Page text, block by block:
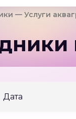
Услуги